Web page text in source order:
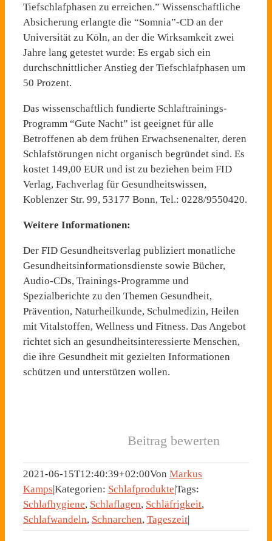
Tiefschlafphasen zu erreichen.” Wissenschaftliche
Absicherung erlangte die “Somnia”-CD an der
Universität zu Köln, an der die Wirksamkeit zwei
Jahre lang getestet wurde: Es ergab sich ein
durchschnittlicher Anstieg der Tiefschlafphasen um
50 Prozent.
Das wissenschaftlich fundierte Schlaftrainings-
Programm “Gute Nacht” ist geeignet für alle
Betroffenen ab dem frühen Erwachsenenalter, deren
Schlafstörungen nicht organisch begründet sind. Es
kostet 149,00 EUR und ist zu beziehen beim FID
Verlag, Fachverlag für Gesundheitswissen,
Koblenzer Str. 99, 53177 Bonn, Tel.: 0228/9550420.
Weitere Informationen:
Der FID Gesundheitsverlag publiziert monatliche
Gesundheitsinformationsdienste sowie Bücher,
Audio-CDs, Trainings-Programme und
Spezialberichte zu den Themen Gesundheit,
Prävention, Naturheilkunde, Schulmedizin, Heilen
mit Vitalstoffen, Wellness und Fitness. Das Angebot
richtet sich an gesundheitsinteressierte Menschen,
die ihre Gesundheit mit gezielten Informationen
schützen und unterstützen wollen.
Beitrag bewerten
2021-06-15T12:40:39+02:00Von Markus
Kamps Kategorien: Schlafprodukte Tags:
Schlafhygiene, Schlaflagen, Schläfrigkeit,
Schlafwandeln, Schnarchen, Tageszeit